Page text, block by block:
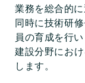
業務を総合的に
同時に技術研
員の育成を行い
建設分野にお
します。